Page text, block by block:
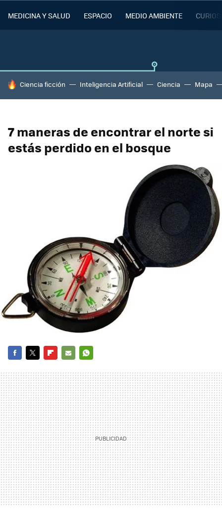
MEDICINA Y SALUD ESPACIO MEDIO AMBIENTE
HOY SE HABLA DE
Ciencia ficción Inteligencia Artificial Ciencia Mapa
7 maneras de encontrar el norte si
estás perdido en el bosque
MAIL